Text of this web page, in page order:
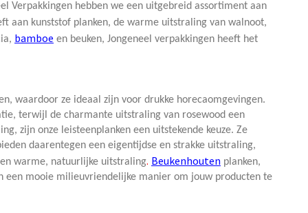
Verpakkingen hebben we een uitgebreid assortiment aan
aan kunststof planken, de warme uitstraling van walnoot,
bamboe en beuken, Jongeneel verpakkingen heeft het
waardoor ze ideaal zijn voor drukke horecaomgevingen.
terwijl de charmante uitstraling van rosewood een
zijn onze leisteenplanken een uitstekende keuze. Ze
daarentegen een eigentijdse en strakke uitstraling,
warme, natuurlijke uitstraling. Beukenhouten planken,
een mooie milieuvriendelijke manier om jouw producten te